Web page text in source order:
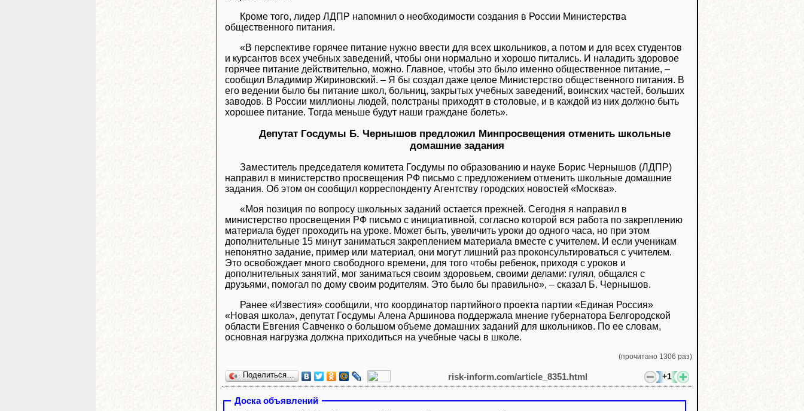
Кроме того, лидер ЛДПР напомнил о необходимости создания в России Министерства
общественного питания.
«В перспективе горячее питание нужно ввести для всех школьников, а потом и для всех студентов
и курсантов всех учебных заведений, чтобы они нормально и хорошо питались. И наладить здоровое
горячее питание действительно, можно. Главное, чтобы это было именно общественное питание, ‒
сообщил Владимир Жириновский. ‒ Я бы создал даже целое Министерство общественного питания. В
его ведении было бы питание школ, больниц, закрытых учебных заведений, воинских частей, больших
заводов. В России миллионы людей, полстраны приходят в столовые, и в каждой из них должно быть
хорошее питание. Тогда меньше будут наши граждане болеть».
Депутат Госдумы Б. Чернышов предложил Минпросвещения отменить школьные
домашние задания
Заместитель председателя комитета Госдумы по образованию и науке Борис Чернышов (ЛДПР)
направил в министерство просвещения РФ письмо с предложением отменить школьные домашние
задания. Об этом он сообщил корреспонденту Агентству городских новостей «Москва».
«Моя позиция по вопросу школьных заданий остается прежней. Сегодня я направил в
министерство просвещения РФ письмо с инициативной, согласно которой вся работа по закреплению
материала будет проходить на уроке. Может быть, увеличить уроки до одного часа, но при этом
дополнительные 15 минут заниматься закреплением материала вместе с учителем. И если ученикам
непонятно задание, пример или материал, они могут лишний раз проконсультироваться с учителем.
Это освобождает много свободного времени, для того чтобы ребенок, приходя с уроков и
дополнительных занятий, мог заниматься своим здоровьем, своими делами: гулял, общался с
друзьями, помогал по дому своим родителям. Это было бы правильно», ‒ сказал Б. Чернышов.
Ранее «Известия» сообщили, что координатор партийного проекта партии «Единая Россия»
«Новая школа», депутат Госдумы Алена Аршинова поддержала мнение губернатора Белгородской
области Евгения Савченко о большом объеме домашних заданий для школьников. По ее словам,
основная нагрузка должна приходиться на учебные часы в школе.
(прочитано 1306 раз)
Поделиться… +1
risk-inform.com/article_8351.html
Доска объявлений